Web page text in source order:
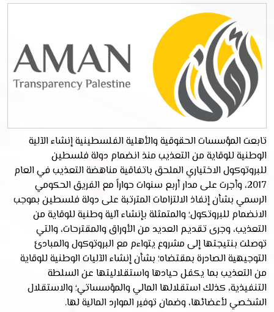
تابعت المؤسسات الحقوقية والأهلية الفلسطينية إنشاء الآلية
الوطنية للوقاية من التعذيب منذ انضمام دولة فلسطين
للبروتوكول الاختياري الملحق باتفاقية مناهضة التعذيب في العام
2017، وأجرت على مدار أربع سنوات حواراً مع الفريق الحكومي
الرسمي بشأن إنفاذ الالتزامات المترتبة على دولة فلسطين بموجب
الانضمام للبروتكول؛ والمتمثلة بإنشاء آلية وطنية للوقاية من
التعذيب، وجرى تقديم العديد من الأوراق والمقترحات، والتي
توصلت بنتيجتها إلى مشروع يتواءم مع البروتوكول والمبادئ
التوجيهية الصادرة بمقتضاه؛ بشأن إنشاء الآليات الوطنية للوقاية
من التعذيب بما يكفل حيادها واستقلاليتها عن السلطة
التنفيذية، كذلك استقلالها المالي والمؤسساتي؛ والاستقلال
الشخصي لأعضائها، وضمان توفير الموارد المالية لها.